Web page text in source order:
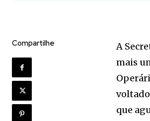
Compartilhe
A
mais
que